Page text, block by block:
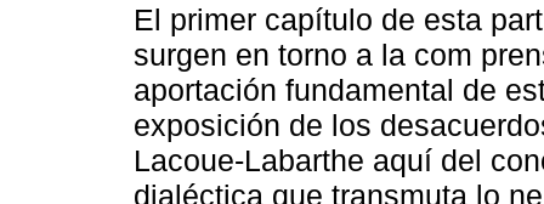
El primer capítulo de esta
surgen en torno a la com
aportación fundamental de
exposición de los
Lacoue-Labarthe aquí del
dialéctica que transmuta lo